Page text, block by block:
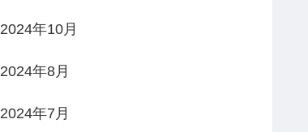
2024年10月
2024年8月
2024年7月